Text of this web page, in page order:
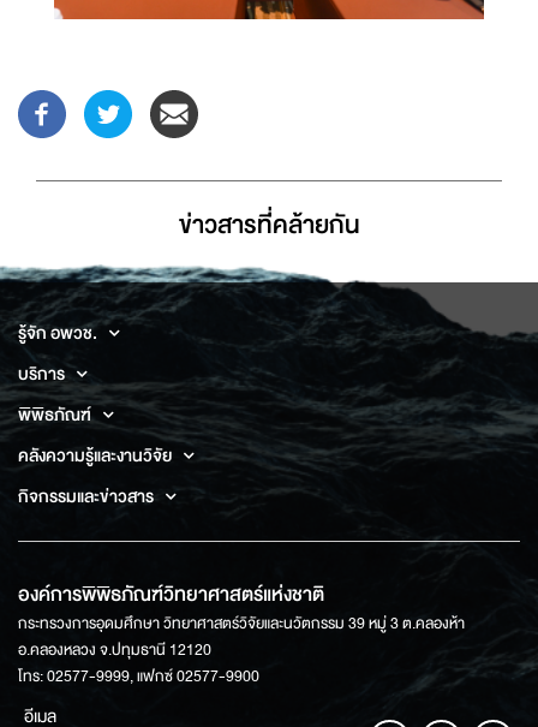
ข่าวสารที่่คล้ายกัน
รู้จัก อพวช.
บริการ
พิพิธภัณฑ์
คลังความรู้และงานวิจัย
กิจกรรมและข่าวสาร
องค์การพิพิธภัณฑ์วิทยาศาสตร์แห่งชาติ
กระทรวงการอุดมศึกษา วิทยาศาสตร์วิจัยและนวัตกรรม 39 หมู่ 3 ต.คลองห้า
อ.คลองหลวง จ.ปทุมธานี 12120
โทร: 02577-9999, แฟกซ์ 02577-9900
อีเมล